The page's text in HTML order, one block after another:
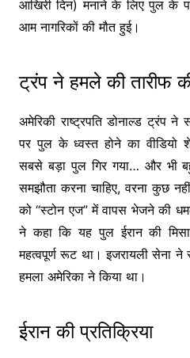
आखिरी दिन) मनाने के लिए पुल के
आम नागरिकों की मौत हुई।
ट्रंप ने हमले की तारीफ
अमेरिकी राष्ट्रपति डोनाल्ड ट्रंप
पर पुल के ध्वस्त होने का वीडियो
सबसे बड़ा पुल गिर गया… और भी
समझौता करना चाहिए, वरना कुछ
को “स्टोन एज” में वापस भेजने की
ने कहा कि यह पुल ईरान की
महत्वपूर्ण रूट था। इजरायली सेना ने
हमला अमेरिका ने किया था।
ईरान की प्रतिक्रिया